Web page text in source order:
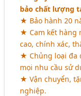
bảo chất lượng
★ Bảo hành 20
★ Cam kết hàng
cao, chính xác,
★ Chủng loại đa
mọi nhu cầu sử
★ Vận chuyển,
nghiệp.